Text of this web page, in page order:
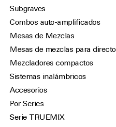
Subgraves
Combos auto-amplificados
Mesas de Mezclas
Mesas de mezclas para directo
Mezcladores compactos
Sistemas inalámbricos
Accesorios
Por Series
Serie TRUEMIX